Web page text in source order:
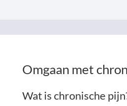
Omgaan met
Wat is chronische